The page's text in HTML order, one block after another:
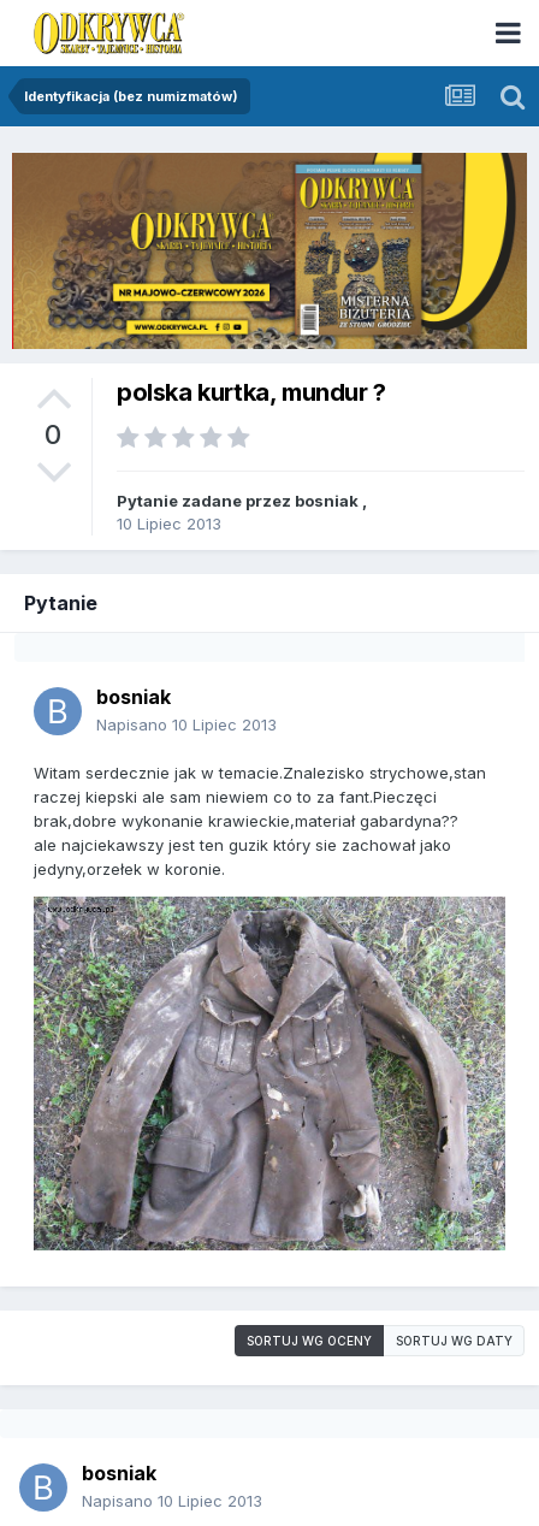
Identyfikacja (bez numizmatów)
0
polska kurtka, mundur ?
Pytanie zadane przez bosniak
10 Lipiec 2013
Pytanie
bosniak
Napisano 10 Lipiec 2013
Witam serdecznie jak w temacie.Znalezisko strychowe,stan
raczej kiepski ale sam niewiem co to za fant.Pieczęci
brak,dobre wykonanie krawieckie,materiał gabardyna??
ale najciekawszy jest ten guzik który sie zachował jako
jedyny,orzełek w koronie.
SORTUJ WG OCENY SORTUJ WG DATY
bosniak
Napisano 10 Lipiec 2013